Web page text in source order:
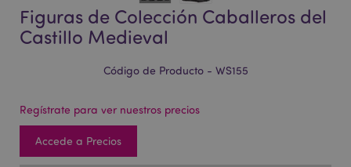
Figuras de Colección Caballeros del
Castillo Medieval
Código de Producto - WS155
Regístrate para ver nuestros precios
Accede a Precios